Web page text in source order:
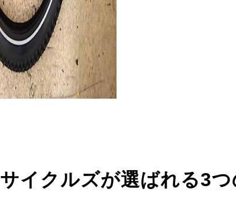
サイクルズが選ばれる3つ